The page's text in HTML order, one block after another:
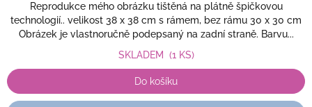
Reprodukce mého obrázku tištěná na plátně špičkovou
technologií.. velikost 38 x 38 cm s rámem, bez rámu 30 x 30 cm
Obrázek je vlastnoručně podepsaný na zadní straně. Barvu...
SKLADEM (1 KS)
Do košíku